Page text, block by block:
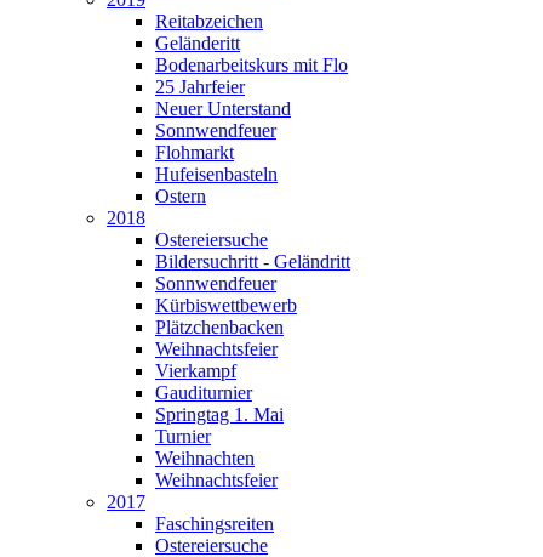
Reitabzeichen
Geländeritt
Bodenarbeitskurs mit Flo
25 Jahrfeier
Neuer Unterstand
Sonnwendfeuer
Flohmarkt
Hufeisenbasteln
Ostern
2018
Ostereiersuche
Bildersuchritt - Geländritt
Sonnwendfeuer
Kürbiswettbewerb
Plätzchenbacken
Weihnachtsfeier
Vierkampf
Gauditurnier
Springtag 1. Mai
Turnier
Weihnachten
Weihnachtsfeier
2017
Faschingsreiten
Ostereiersuche